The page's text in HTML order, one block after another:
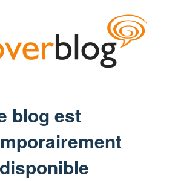
blog est